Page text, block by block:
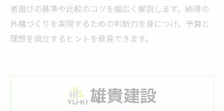
者選びの基準や比較のコツを幅広く解説します。納得の
外構づくりを実現するための判断力を身につけ、予算と
理想を両立するヒントを発見できます。